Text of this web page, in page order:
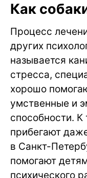
Как
Процесс
других
называется
стресса,
хорошо
умственные и
способности.
прибегают
в Санкт-
помогают
психического